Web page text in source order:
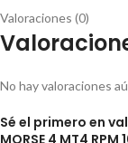
Valoraciones (0)
No hay valoraciones
Sé el primero en